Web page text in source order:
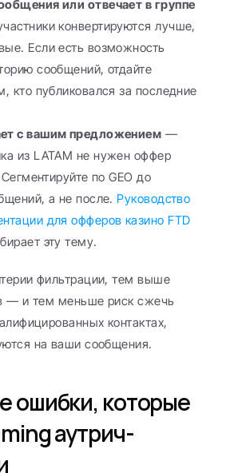
или отвечает в группе
конвертируются лучше,
Если есть возможность
сообщений, отдайте
кто публиковался за последние
с вашим предложением —
из LATAM не нужен оффер
по GEO до
а не после. Руководство
для офферов казино FTD
эту тему.
фильтрации, тем выше
— и тем меньше риск сжечь
контактах,
на ваши сообщения.
ошибки, которые
аутрич-